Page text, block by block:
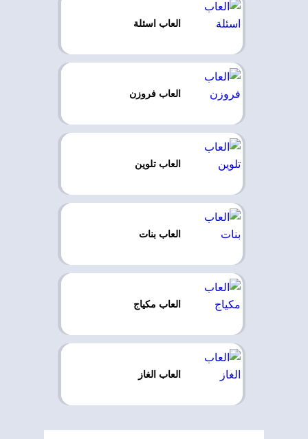
العاب اسئلة
العاب فروزن
العاب تلوين
العاب بنات
العاب مكياج
العاب الغاز